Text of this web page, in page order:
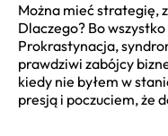
Można mieć strategię,
Dlaczego? Bo
Prokrastynacja,
prawdziwi zabójcy
kiedy nie byłem w
presją i poczuciem, że